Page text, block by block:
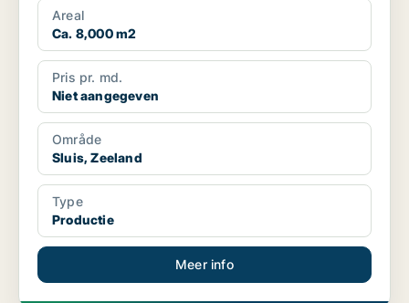
Areal
Ca. 8,000 m2
Pris pr. md.
Niet aangegeven
Område
Sluis, Zeeland
Type
Productie
Meer info